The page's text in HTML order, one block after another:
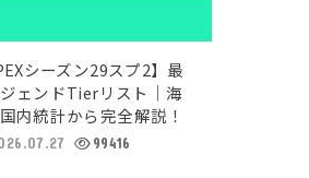
シーズン29スプ2】最
ェンドTierリスト｜海
内統計から完全解説！
99416